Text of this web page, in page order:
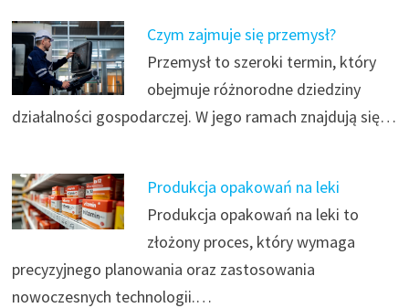
Czym zajmuje się przemysł?
Przemysł to szeroki termin, który
obejmuje różnorodne dziedziny
działalności gospodarczej. W jego ramach znajdują się…
Produkcja opakowań na leki
Produkcja opakowań na leki to
złożony proces, który wymaga
precyzyjnego planowania oraz zastosowania
nowoczesnych technologii.…